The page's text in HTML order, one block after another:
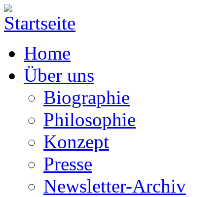
Home
Über uns
Biographie
Philosophie
Konzept
Presse
Newsletter-Archiv